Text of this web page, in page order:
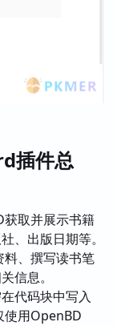
插件总
取并展示书籍
、出版日期等。
料、撰写读书笔
信息。
代码块中写入
使用OpenBD